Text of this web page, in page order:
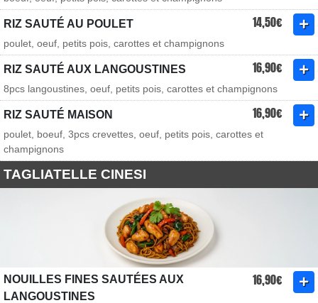
RIZ SAUTÉ AU POULET 14,50€
poulet, oeuf, petits pois, carottes et champignons
RIZ SAUTÉ AUX LANGOUSTINES 16,90€
8pcs langoustines, oeuf, petits pois, carottes et champignons
RIZ SAUTÉ MAISON 16,90€
poulet, boeuf, 3pcs crevettes, oeuf, petits pois, carottes et
champignons
TAGLIATELLE CINESI
NOUILLES FINES SAUTÉES AUX
LANGOUSTINES
16,90€